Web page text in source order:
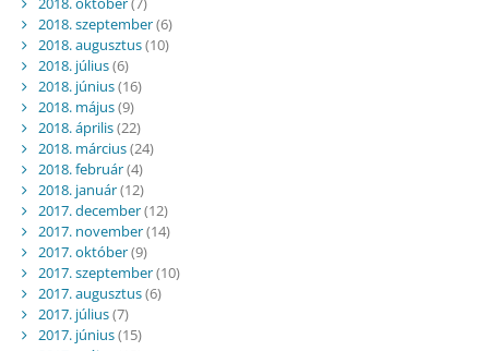
2018. szeptember(6)
2018. augusztus(10)
2018. július(6)
2018. június(16)
2018. május(9)
2018. április(22)
2018. március(24)
2018. február(4)
2018. január(12)
2017. december(12)
2017. november(14)
2017. október(9)
2017. szeptember(10)
2017. augusztus(6)
2017. július(7)
2017. június(15)